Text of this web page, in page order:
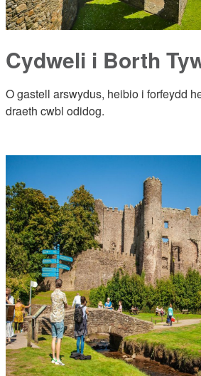
Cydweli i Borth
O gastell arswydus, heibio i forfeydd
draeth cwbl odidog.